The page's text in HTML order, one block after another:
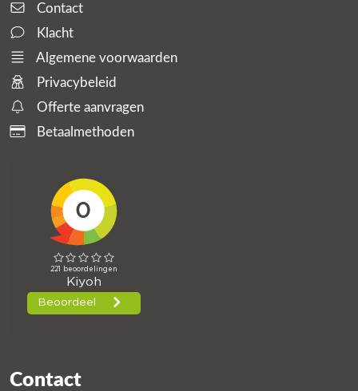
Contact
Klacht
Algemene voorwaarden
Privacybeleid
Offerte aanvragen
Betaalmethoden
Contact